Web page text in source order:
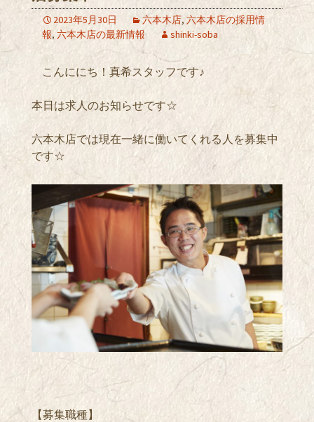
2023年5月30日 六本木店, 六本木店の採用情
報, 六本木店の最新情報 shinki-soba
こんににち！真希スタッフです♪
本日は求人のお知らせです☆
六本木店では現在一緒に働いてくれる人を募集中
です☆
【募集職種】